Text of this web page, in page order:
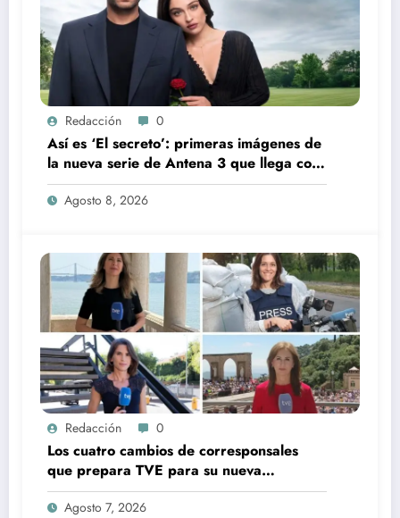
Redacción 0
Así es ‘El secreto’: primeras imágenes de
la nueva serie de Antena 3 que llega con
una verdad brutal
Agosto 8, 2026
Redacción 0
Los cuatro cambios de corresponsales
que prepara TVE para su nueva
temporada
Agosto 7, 2026